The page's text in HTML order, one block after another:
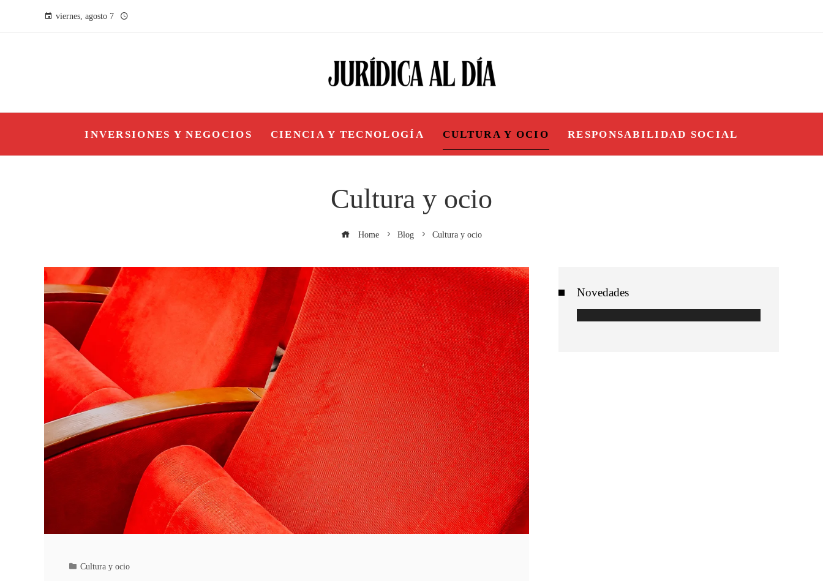
viernes, agosto 7
INVERSIONES Y NEGOCIOS CIENCIA Y TECNOLOGÍA CULTURA Y OCIO RESPONSABILIDAD SOCIAL
Cultura y ocio
Home Blog Cultura y ocio
Cultura y ocio
Novedades